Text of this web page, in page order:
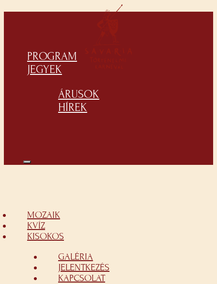
PROGRAM
JEGYEK
ÁRUSOK
HÍREK
MOZAIK
KVÍZ
KISOKOS
GALÉRIA
JELENTKEZÉS
KAPCSOLAT